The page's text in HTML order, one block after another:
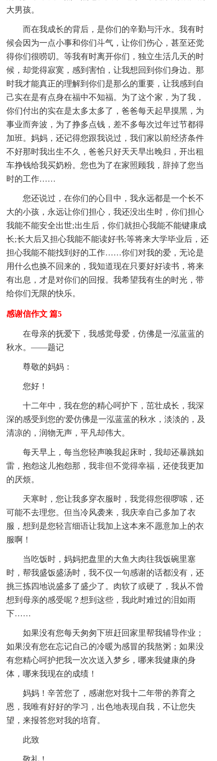
大男孩。
而在我成长的背后，是你们的辛勤与汗水。我有时
候会因为一点小事和你们斗气，让你们伤心，甚至还觉
得你们很唠叨。等我有时离开你们，独立生活几天的时
候，却觉得寂寞，感到害怕，让我想回到你们身边。那
时我才能真正的理解到你们是那么的重要，让我感到自
己实在是有点身在福中不知福。为了这个家，为了我，
你们付出的实在是太多太多了，爸爸每天起早摸黑，为
事业而奔波，为了挣多点钱，差不多每次过年过节都得
加班。妈妈，还记得您跟我说过，我们家以前经济条件
不好那时我出生不久，爸爸只好天天早出晚归，开出租
车挣钱给我买奶粉。您也为了在家照顾我，辞掉了您当
时的工作……
您还说过，在你们的心目中，我永远都是一个长不
大的小孩，永远让你们担心，我还没出生时，你们担心
我能不能安全出世;出生后，你们就担心我能不能键康成
长;长大后又担心我能不能读好书;等将来大学毕业后，还
担心我能不能找到好的工作……你们对我的爱，无论是
用什么也换不回来的，我知道现在只要好好读书，将来
有出息，才是对你们的回报。我希望我有生的时光，带
给你们无限的快乐。
感谢信作文 篇5
在母亲的抚爱下，我感觉母爱，仿佛是一泓蓝蓝的
秋水。——题记
尊敬的妈妈：
您好！
十二年中，我在您的精心呵护下，茁壮成长，我深
深的感受到您的'爱仿佛是一泓蓝蓝的秋水，淡淡的，及
清凉的，润物无声，平凡却伟大。
每天早上，每当您轻声唤我起床时，我却还暴跳如
雷，抱怨这儿抱怨那，我非但不觉得幸福，还使我更加
的厌烦。
天寒时，您让我多穿衣服时，我觉得您很啰嗦，还
可能不去理您。但当冷风袭来，我庆幸自己多加了衣
服，想到是您轻言细语让我加上这本来不愿意加上的衣
服啊！
当吃饭时，妈妈把盘里的大鱼大肉往我饭碗里塞
时，帮我盛饭盛汤时，我不仅一句感谢的话都没有，还
挑三拣四地说盛多了盛少了。肉软了或硬了，我从不曾
想到母亲的感受呢？想到这些，我此时难过的泪如雨
下……
如果没有您每天匆匆下班赶回家里帮我辅导作业；
如果没有您在忘记自己的冷暖为感冒的我熬粥；如果没
有您精心呵护把我一次次送入梦乡，哪来我健康的身
体，哪来我现在的成绩！
妈妈！辛苦您了，感谢您对我十二年带的养育之
恩，我唯有好好的学习，出色地表现自我，不让您失
望，来报答您对我的培育。
此致